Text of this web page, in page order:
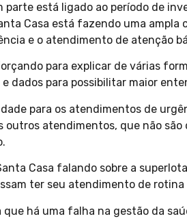
está ligado ao período de
Casa está fazendo uma ampla
e o atendimento de atenção
para explicar de várias
dados para possibilitar maior
para os atendimentos de
atendimentos, que não
Casa falando sobre a
ter seu atendimento de
há uma falha na gestão da